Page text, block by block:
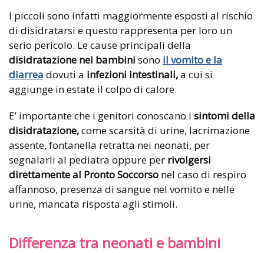
I piccoli sono infatti maggiormente esposti al rischio
di disidratarsi e questo rappresenta per loro un
serio pericolo. Le cause principali della
disidratazione nei bambini sono il vomito e la
diarrea dovuti a infezioni intestinali,a cui si
aggiunge in estate il colpo di calore.
E’ importante che i genitori conoscano i sintomi della
disidratazione,come scarsità di urine, lacrimazione
assente, fontanella retratta nei neonati, per
segnalarli al pediatra oppure per rivolgersi
direttamente al Pronto Soccorso nel caso di respiro
affannoso, presenza di sangue nel vomito e nelle
urine, mancata risposta agli stimoli.
Differenza tra neonati e bambini